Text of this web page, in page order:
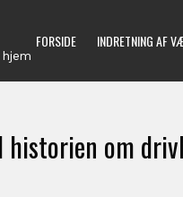
FORSIDE INDRETNING AF
om